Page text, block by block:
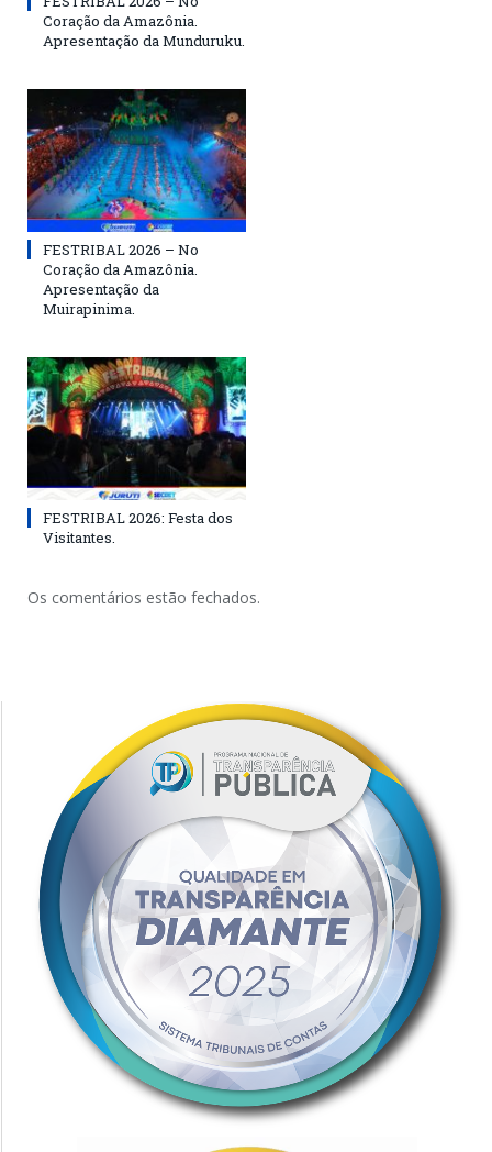
Coração da Amazônia.
Apresentação da Munduruku.
FESTRIBAL 2026 – No
Coração da Amazônia.
Apresentação da
Muirapinima.
FESTRIBAL 2026: Festa dos
Visitantes.
Os comentários estão fechados.